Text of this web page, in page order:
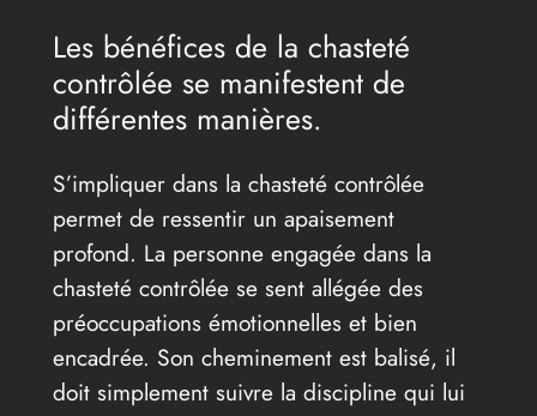
Les bénéfices de la chasteté
contrôlée se manifestent de
différentes manières.
S’impliquer dans la chasteté contrôlée
permet de ressentir un apaisement
profond. La personne engagée dans la
chasteté contrôlée se sent allégée des
préoccupations émotionnelles et bien
encadrée. Son cheminement est balisé, il
doit simplement suivre la discipline qui lui